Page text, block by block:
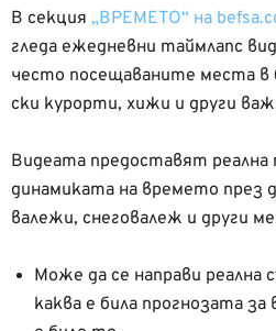
В секция „ВРЕМЕТО“ на
гледа ежедневни таймлапс
често посещаваните места в
ски курорти, хижи и други
Видеата предоставят реaлна
динамиката на времето през
валежи, снеговалеж и други
Може да се направи реална
каква е била прогнозата